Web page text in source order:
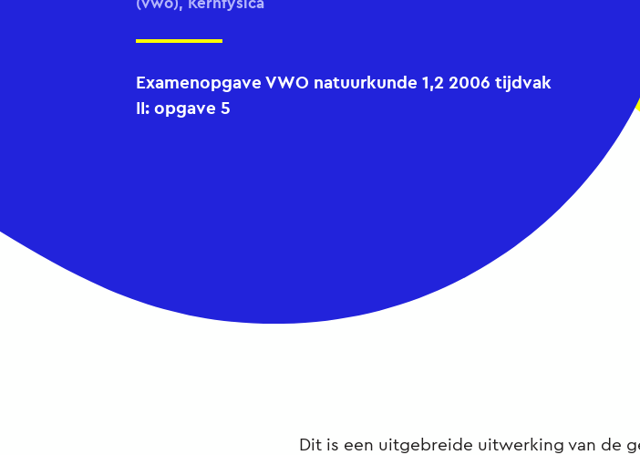
Examenopgave VWO natuurkunde 1,2 2006 tijdvak
II: opgave 5
Dit is een uitgebreide uitwerking van de